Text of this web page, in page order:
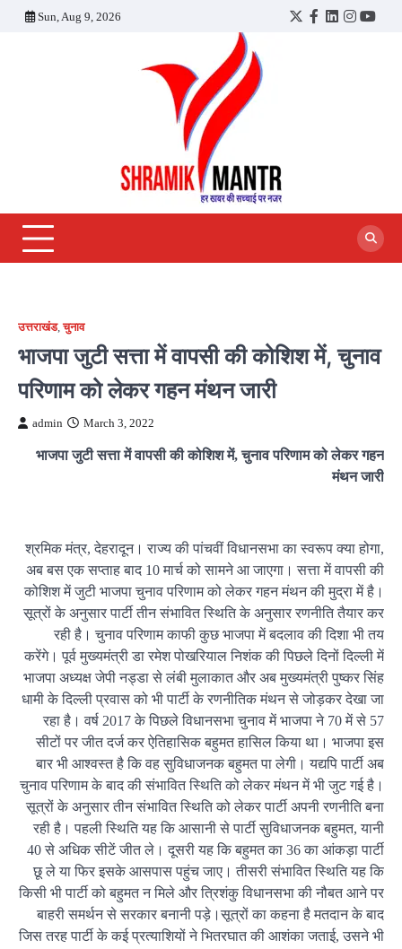
Sun, Aug 9, 2026
Twitter
Facebook
LinkedIn
उत्तराखंड,चुनाव
भाजपा जुटी सत्ता में वापसी की कोशिश में, चुनाव
परिणाम को लेकर गहन मंथन जारी
admin March 3, 2022
भाजपा जुटी सत्ता में वापसी की कोशिश में, चुनाव परिणाम को लेकर गहन
मंथन जारी
श्रमिक मंत्र, देहरादून। राज्य की पांचवीं विधानसभा का स्वरूप क्या होगा,
अब बस एक सप्ताह बाद 10 मार्च को सामने आ जाएगा। सत्ता में वापसी की
कोशिश में जुटी भाजपा चुनाव परिणाम को लेकर गहन मंथन की मुद्रा में है।
सूत्रों के अनुसार पार्टी तीन संभावित स्थिति के अनुसार रणनीति तैयार कर
रही है। चुनाव परिणाम काफी कुछ भाजपा में बदलाव की दिशा भी तय
करेंगे। पूर्व मुख्यमंत्री डा रमेश पोखरियाल निशंक की पिछले दिनों दिल्ली में
भाजपा अध्यक्ष जेपी नड्डा से लंबी मुलाकात और अब मुख्यमंत्री पुष्कर सिंह
धामी के दिल्ली प्रवास को भी पार्टी के रणनीतिक मंथन से जोड़कर देखा जा
रहा है। वर्ष 2017 के पिछले विधानसभा चुनाव में भाजपा ने 70 में से 57
सीटों पर जीत दर्ज कर ऐतिहासिक बहुमत हासिल किया था। भाजपा इस
बार भी आश्वस्त है कि वह सुविधाजनक बहुमत पा लेगी। यद्यपि पार्टी अब
चुनाव परिणाम के बाद की संभावित स्थिति को लेकर मंथन में भी जुट गई है।
सूत्रों के अनुसार तीन संभावित स्थिति को लेकर पार्टी अपनी रणनीति बना
रही है। पहली स्थिति यह कि आसानी से पार्टी सुविधाजनक बहुमत, यानी
40 से अधिक सीटें जीत ले। दूसरी यह कि बहुमत का 36 का आंकड़ा पार्टी
छू ले या फिर इसके आसपास पहुंच जाए। तीसरी संभावित स्थिति यह कि
किसी भी पार्टी को बहुमत न मिले और त्रिशंकु विधानसभा की नौबत आने पर
बाहरी समर्थन से सरकार बनानी पड़े।सूत्रों का कहना है मतदान के बाद
जिस तरह पार्टी के कई प्रत्याशियों ने भितरघात की आशंका जताई, उसने भी